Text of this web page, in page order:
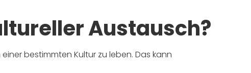
Austausch?
bestimmten Kultur zu leben. Das kann